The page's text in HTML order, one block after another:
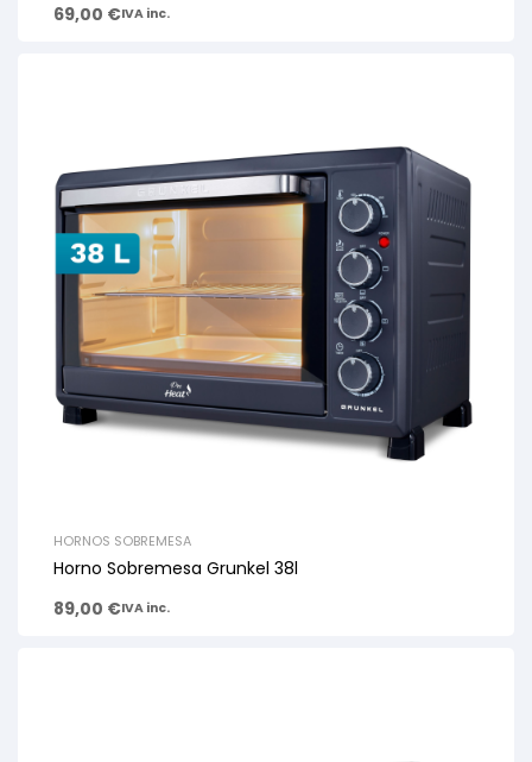
69,00 €IVA inc.
HORNOS SOBREMESA
Horno Sobremesa Grunkel 38l
89,00 €IVA inc.